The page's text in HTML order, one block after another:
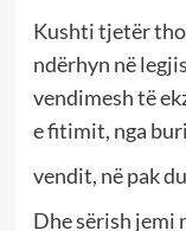
Kushti tjetër
ndërhyn në
vendimesh të
e fitimit, nga
vendit, në pak
Dhe sërish jemi